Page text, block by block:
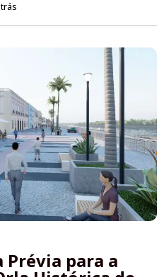
Prévia para a